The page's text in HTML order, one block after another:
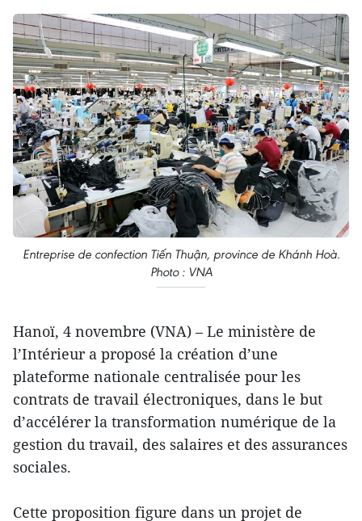
Entreprise de confection Tiến Thuận, province de Khánh Hoà.
Photo : VNA
Hanoï, 4 novembre (VNA) – Le ministère de
l’Intérieur a proposé la création d’une
plateforme nationale centralisée pour les
contrats de travail électroniques, dans le but
d’accélérer la transformation numérique de la
gestion du travail, des salaires et des assurances
sociales.
Cette proposition figure dans un projet de